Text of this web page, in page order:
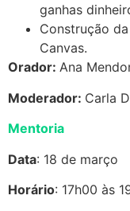
ganhas
Construção
Canvas.
Orador: Ana
Moderador: Carla
Mentoria
Data: 18 de março
Horário: 17h00 às